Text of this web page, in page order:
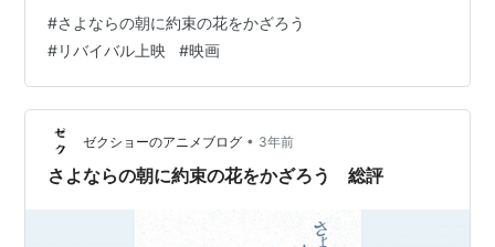
た。んでビジュアルポスターの一枚絵をちらっと 引用
元:http://sayoasa.jp/ やべぇ 美しすぎんか???罪だよこれ
という感じで「なんで俺劇場で見てないんだよ...」って
気持ちで軽く鬱でした。 初見というのは凄く大事なもの
でよく聞くのが 「記憶を消してもう一度見…
#さよならの朝に約束の花をかざろう
#リバイバル上映 #映画
ゼクショーのアニメブログ • 3年前
さよならの朝に約束の花をかざろう 総評